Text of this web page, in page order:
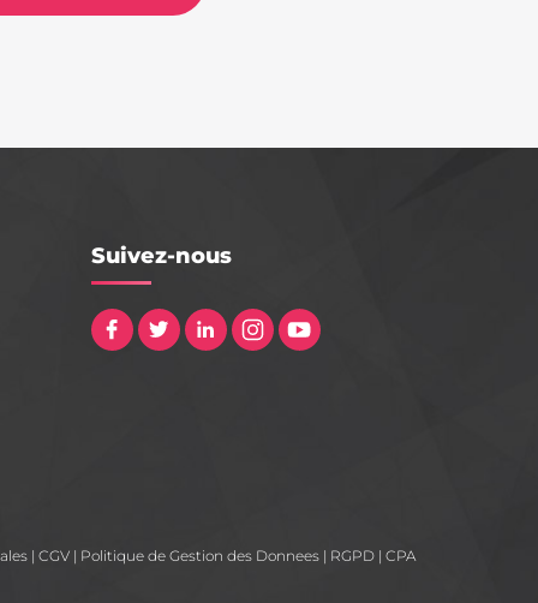
Suivez-nous
| CGV | Politique de Gestion des Donnees | RGPD | CPA